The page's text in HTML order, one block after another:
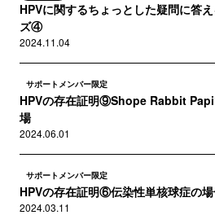
HPVに関するちょっとした疑問に答
ズ④
2024.11.04
サポートメンバー限定
HPVの存在証明⑨Shope Rabbit
場
2024.06.01
サポートメンバー限定
HPVの存在証明⑥伝染性単核球症の
2024.03.11